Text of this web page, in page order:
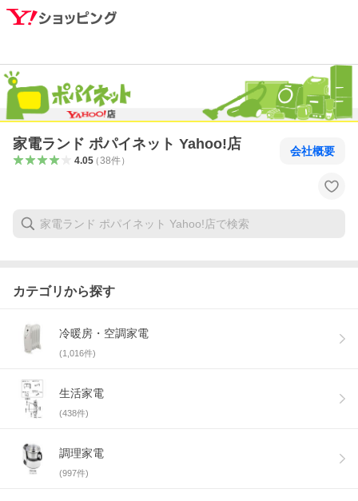
家電ランド ポパイネット Yahoo!店
4.05（38件）
会社概要
カテゴリから探す
冷暖房・空調家電
(1,016件)
生活家電
(438件)
調理家電
(997件)